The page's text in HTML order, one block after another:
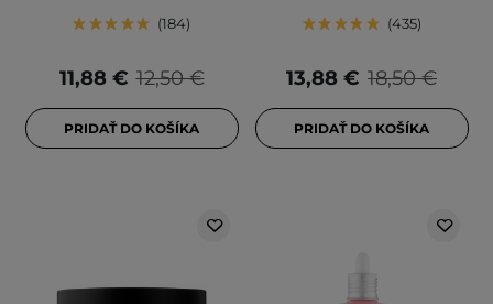
184
12,50 €
11,88 €
PRIDAŤ DO KOŠÍKA
435
18,50 €
13,88 €
PRIDAŤ DO KOŠÍKA